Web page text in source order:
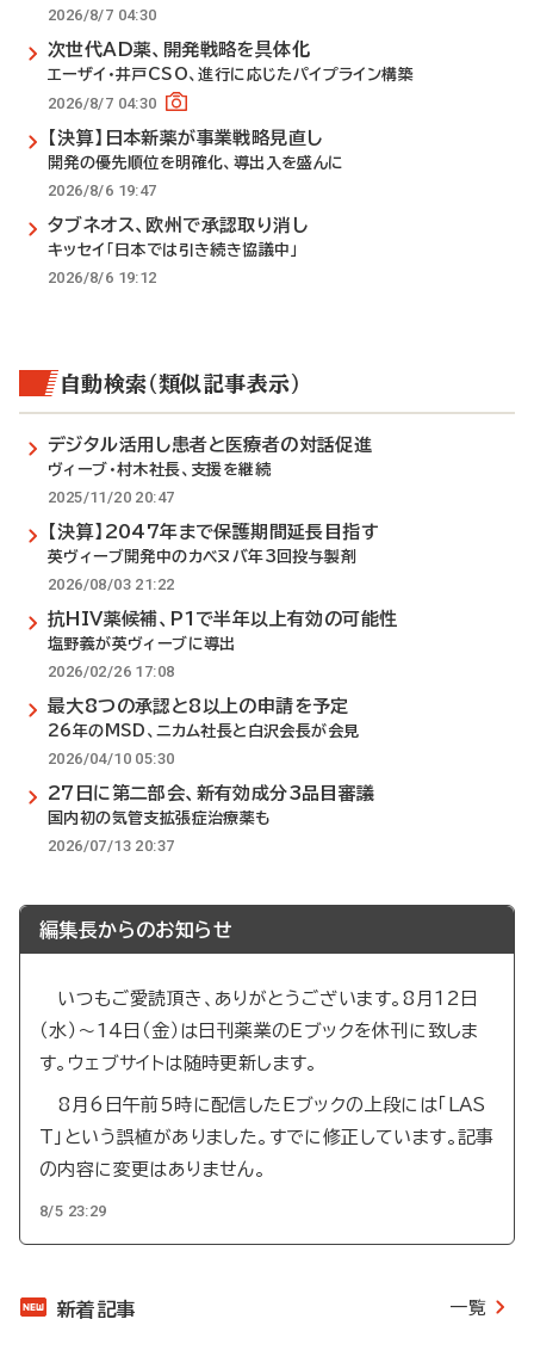
2026/8/7 04:30
次世代AD薬、開発戦略を具体化
エーザイ・井戸CSO、進行に応じたパイプライン構築
2026/8/7 04:30
【決算】日本新薬が事業戦略見直し
開発の優先順位を明確化、導出入を盛んに
2026/8/6 19:47
タブネオス、欧州で承認取り消し
キッセイ「日本では引き続き協議中」
2026/8/6 19:12
自動検索（類似記事表示）
デジタル活用し患者と医療者の対話促進
ヴィーブ・村木社長、支援を継続
2025/11/20 20:47
【決算】2047年まで保護期間延長目指す
英ヴィーブ開発中のカベヌバ年3回投与製剤
2026/08/03 21:22
抗HIV薬候補、P1で半年以上有効の可能性
塩野義が英ヴィーブに導出
2026/02/26 17:08
最大8つの承認と8以上の申請を予定
26年のMSD、ニカム社長と白沢会長が会見
2026/04/10 05:30
27日に第二部会、新有効成分3品目審議
国内初の気管支拡張症治療薬も
2026/07/13 20:37
編集長からのお知らせ
いつもご愛読頂き、ありがとうございます。8月12日
（水）～14日（金）は日刊薬業のEブックを休刊に致しま
す。ウェブサイトは随時更新します。
8月6日午前5時に配信したEブックの上段には「LAS
T」という誤植がありました。すでに修正しています。記事
の内容に変更はありません。
8/5 23:29
新着記事 一覧